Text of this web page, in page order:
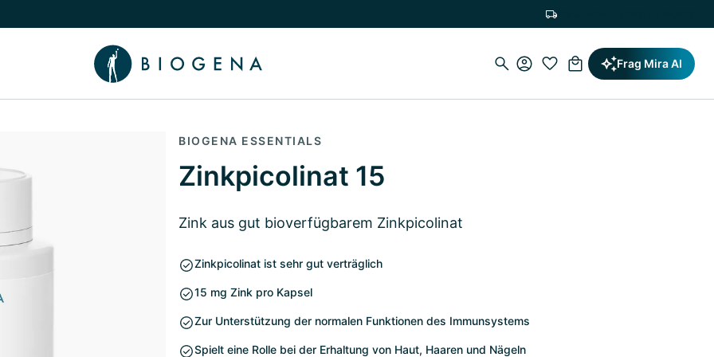
Wissen umschalten Frag Mira AI
BIOGENA ESSENTIALS
Zinkpicolinat 15
Zink aus gut bioverfügbarem Zinkpicolinat
Zinkpicolinat ist sehr gut verträglich
15 mg Zink pro Kapsel
Zur Unterstützung der normalen Funktionen des Immunsystems
Spielt eine Rolle bei der Erhaltung von Haut, Haaren und Nägeln